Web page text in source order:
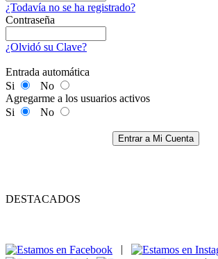
¿Todavía no se ha registrado?
Contraseña
¿Olvidó su Clave?
Entrada automática
Si
No
Agregarme a los usuarios activos
Si
No
Entrar a Mi Cuenta
DESTACADOS
|